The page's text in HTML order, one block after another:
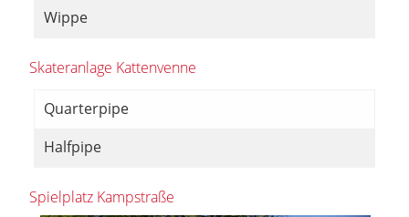
Wippe
Skateranlage Kattenvenne
Quarterpipe
Halfpipe
Spielplatz Kampstraße